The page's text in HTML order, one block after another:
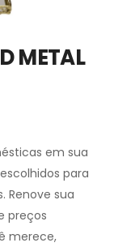
METAL
em sua
para
Renove sua
preços
merece,